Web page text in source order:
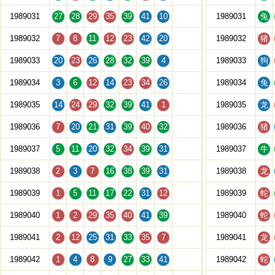
1989031 27 28 29 35 39 41 10
1989032 7 8 11 12 23 42 20
1989033 20 23 26 28 32 39 4
1989034 3 6 12 14 23 34 26
1989035 14 24 29 32 39 41 1
1989036 7 20 21 31 39 40 32
1989037 5 11 20 32 34 39 31
1989038 2 3 7 16 38 39 31
1989039 1 5 11 17 22 31 12
1989040 1 2 29 35 40 41 39
1989041 2 12 25 31 33 35 7
1989042 1 4 8 9 27 33 41
1989031 兔
1989032 猪
1989033 狗
1989034 兔
1989035 龙
1989036 猪
1989037 牛
1989038 龙
1989039 蛇
1989040 蛇
1989041 龙
1989042 蛇